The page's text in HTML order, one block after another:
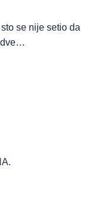
se nije setio da
dve…